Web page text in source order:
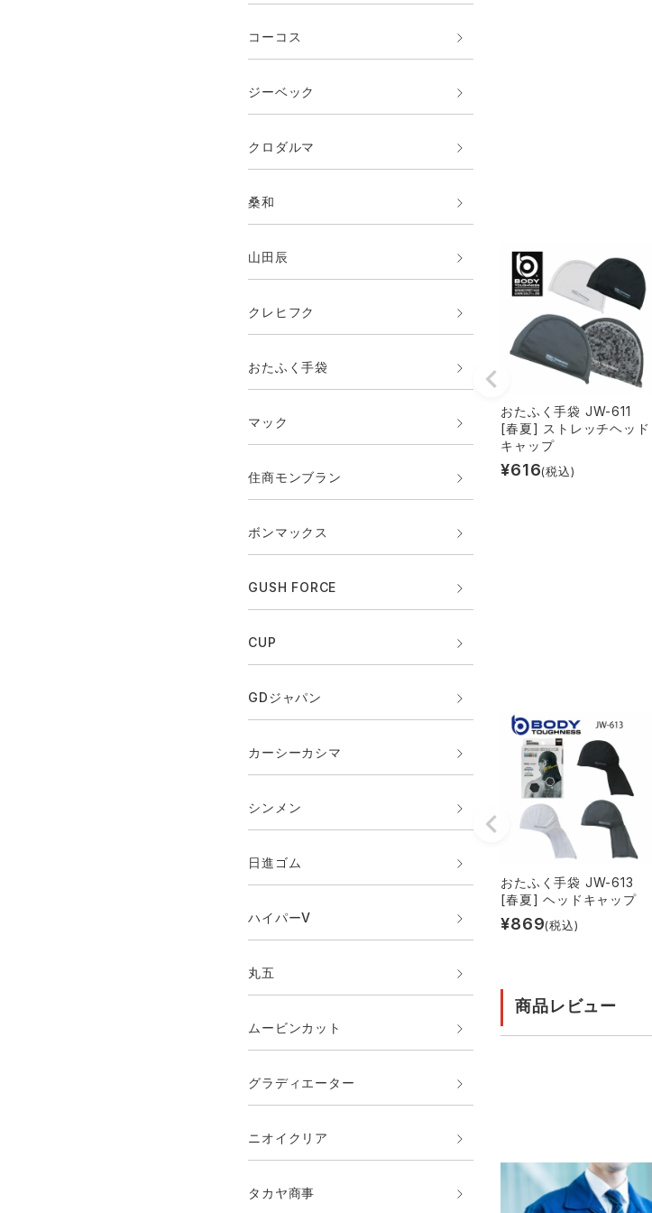
コーコス
ジーベック
クロダルマ
桑和
山田辰
クレヒフク
おたふく手袋
マック
住商モンブラン
ボンマックス
GUSH FORCE
CUP
GDジャパン
カーシーカシマ
シンメン
日進ゴム
ハイパーV
丸五
ムービンカット
グラディエーター
ニオイクリア
タカヤ商事
おたふく手袋 JW-611
[春夏] ストレッチヘッド
キャップ
¥616(税込)
おたふく手袋 JW-613
[春夏] ヘッドキャップ
¥869(税込)
商品レビュー